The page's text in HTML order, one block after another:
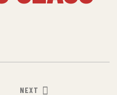
NEXT